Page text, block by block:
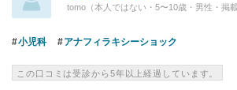
tomo（本人ではない・5〜10歳・男性・掲
小児科 アナフィラキシーショック
この口コミは受診から5年以上経過しています。